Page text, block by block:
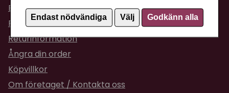
Endast nödvändiga Välj Godkänn alla
Butiken i Umeå
Fraktpriser & leveranser
Returinformation
Ångra din order
Köpvillkor
Om företaget / Kontakta oss